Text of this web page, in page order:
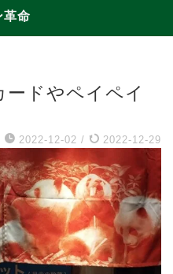
革命
ドやペイペイ
2022-12-02 / 2022-12-29